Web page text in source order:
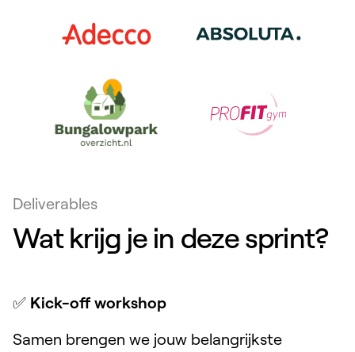
Deliverables
Wat krijg je in deze sprint?
✅ Kick-off workshop
Samen brengen we jouw belangrijkste